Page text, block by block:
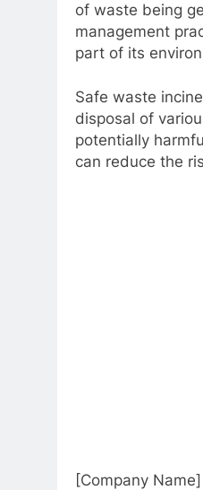
of waste being
management
part of its
Safe waste
disposal of
potentially
can reduce the
[Company